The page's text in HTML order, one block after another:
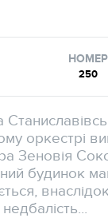
НОМЕР
250
оркестрі
Зеновія
будинок